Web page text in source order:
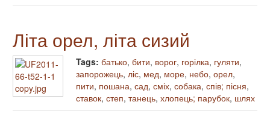
Літа орел, літа сизий
Tags: батько, бити, ворог, горілка, гуляти,
запорожець, ліс, мед, море, небо, орел,
пити, пошана, сад, сміх, собака, спів; пісня,
ставок, степ, танець, хлопець; парубок, шлях